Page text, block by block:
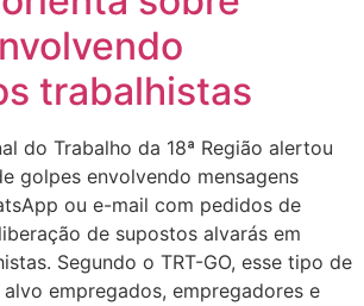
trabalhistas
do Trabalho da 18ª Região alertou
golpes envolvendo mensagens
ou e-mail com pedidos de
de supostos alvarás em
Segundo o TRT-GO, esse tipo de
empregados, empregadores e